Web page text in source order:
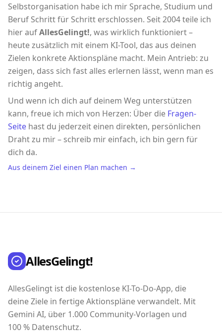
Selbstorganisation habe ich mir Sprache, Studium und
Beruf Schritt für Schritt erschlossen. Seit 2004 teile ich
hier aufAllesGelingt!, was wirklich funktioniert –
heute zusätzlich mit einem KI-Tool, das aus deinen
Zielen konkrete Aktionspläne macht. Mein Antrieb: zu
zeigen, dass sich fast alles erlernen lässt, wenn man es
richtig angeht.
Und wenn ich dich auf deinem Weg unterstützen
kann, freue ich mich von Herzen: Über die Fragen-
Seite hast du jederzeit einen direkten, persönlichen
Draht zu mir – schreib mir einfach, ich bin gern für
dich da.
Aus deinem Ziel einen Plan machen →
AllesGelingt!
AllesGelingt ist die kostenlose KI-To-Do-App, die
deine Ziele in fertige Aktionspläne verwandelt. Mit
Gemini AI, über 1.000 Community-Vorlagen und
100 % Datenschutz.